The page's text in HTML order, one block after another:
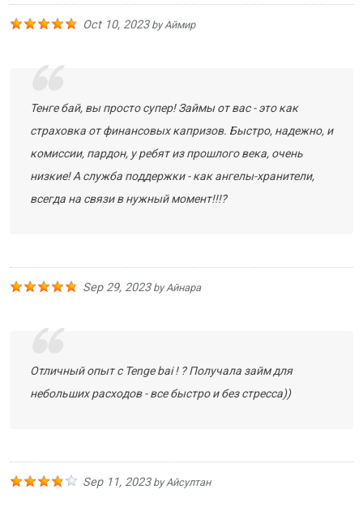
Oct 10, 2023byАймир
Тенге бай, вы просто супер! Займы от вас - это как
страховка от финансовых капризов. Быстро, надежно, и
комиссии, пардон, у ребят из прошлого века, очень
низкие! А служба поддержки - как ангелы-хранители,
всегда на связи в нужный момент!!!?
Sep 29, 2023byАйнара
Отличный опыт с Tenge bai ! ? Получала займ для
небольших расходов - все быстро и без стресса))
Sep 11, 2023byАйсултан